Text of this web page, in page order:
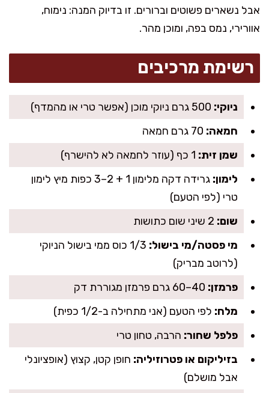
אבל נשארים פשוטים וברורים. זו בדיוק המנה: נימוח,
אוורירי, נמס בפה, ומוכן מהר.
רשימת מרכיבים
ניוקי:
חמאה:
שמן זית:
לימון:
גרידה דקה מלימון 1 + 2–3 כפות מיץ לימון
טרי (לפי הטעם)
שום:
מי פסטה/מי בישול:
1/3 כוס ממי בישול הניוקי
(לרוטב מבריק)
פרמזן:
מלח: לפי הטעם (אני מתחילה ב-1/2 כפית)
פלפל שחור: הרבה, טחון טרי
בזיליקום או פטרוזיליה: חופן קטן, קצוץ (אופציונלי
אבל מושלם)